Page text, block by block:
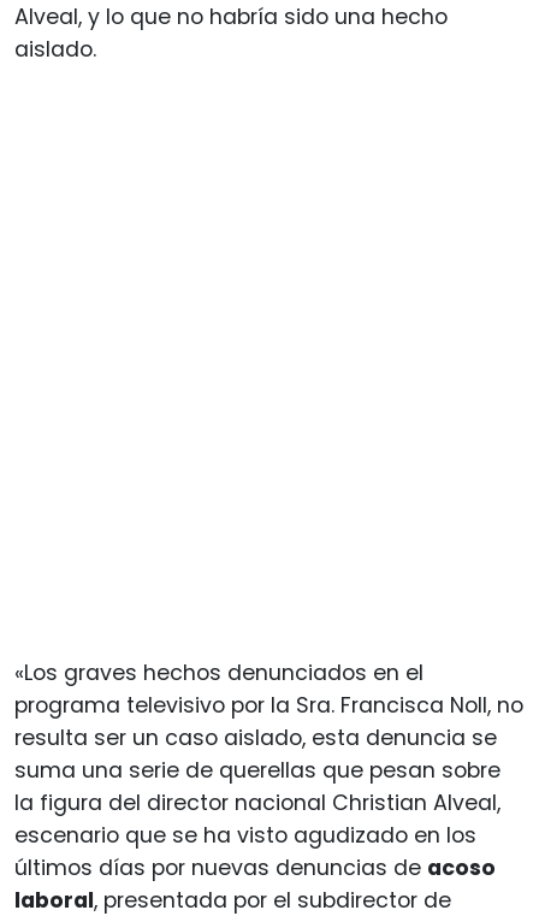
Alveal, y lo que no habría sido una hecho
aislado.
«Los graves hechos denunciados en el
programa televisivo por la Sra. Francisca Noll, no
resulta ser un caso aislado, esta denuncia se
suma una serie de querellas que pesan sobre
la figura del director nacional Christian Alveal,
escenario que se ha visto agudizado en los
últimos días por nuevas denuncias de acoso
laboral, presentada por el subdirector de